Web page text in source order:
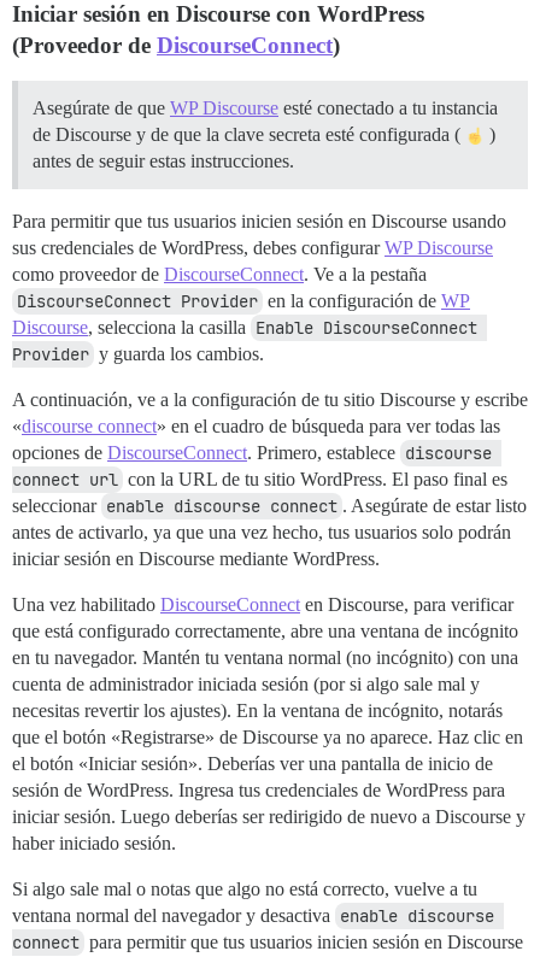
Iniciar sesión en Discourse con WordPress
(Proveedor de DiscourseConnect)
Asegúrate de que WP Discourse esté conectado a tu instancia
de Discourse y de que la clave secreta esté configurada (
)
antes de seguir estas instrucciones.
Para permitir que tus usuarios inicien sesión en Discourse usando
sus credenciales de WordPress, debes configurarWP Discourse
como proveedor de DiscourseConnect. Ve a la pestaña
DiscourseConnect Provider en la configuración de WP
Discourse, selecciona la casilla Enable DiscourseConnect
Provider y guarda los cambios.
A continuación, ve a la configuración de tu sitio Discourse y escribe
«discourse connect» en el cuadro de búsqueda para ver todas las
opciones de DiscourseConnect. Primero, establece discourse
connect url con la URL de tu sitio WordPress. El paso final es
seleccionar enable discourse connect . Asegúrate de estar listo
antes de activarlo, ya que una vez hecho, tus usuarios solo podrán
iniciar sesión en Discourse mediante WordPress.
Una vez habilitado DiscourseConnect en Discourse, para verificar
que está configurado correctamente, abre una ventana de incógnito
en tu navegador. Mantén tu ventana normal (no incógnito) con una
cuenta de administrador iniciada sesión (por si algo sale mal y
necesitas revertir los ajustes). En la ventana de incógnito, notarás
que el botón «Registrarse» de Discourse ya no aparece. Haz clic en
el botón «Iniciar sesión». Deberías ver una pantalla de inicio de
sesión de WordPress. Ingresa tus credenciales de WordPress para
iniciar sesión. Luego deberías ser redirigido de nuevo a Discourse y
haber iniciado sesión.
Si algo sale mal o notas que algo no está correcto, vuelve a tu
ventana normal del navegador y desactiva enable discourse
connect para permitir que tus usuarios inicien sesión en Discourse